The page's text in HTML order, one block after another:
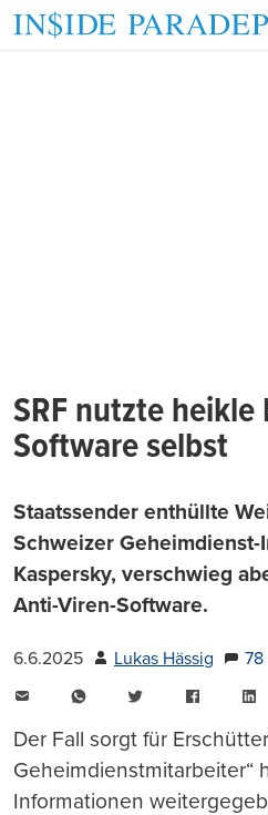
SRF nutzte heikle
Software selbst
Staatssender enthüllte
Schweizer Geheimdienst-
Kaspersky, verschwieg
Anti-Viren-Software.
6.6.2025 Lukas Hässig 78
WhatsAppTwitter Facebook
Der Fall sorgt für
Geheimdienstmitarbeiter“
Informationen